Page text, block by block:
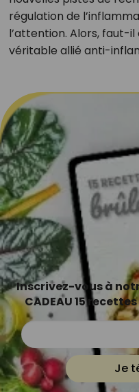
régulation de
l’attention. Alors, faut-
véritable allié anti-
Inscrivez-vous à
CADEAU 15 recettes
Je